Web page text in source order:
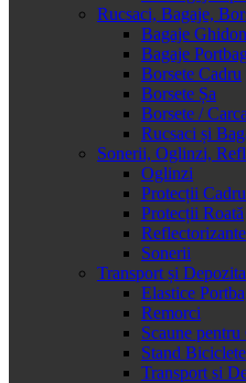
Rucsaci, Bagaje,
Bagaje Ghidon
Bagaje
Borsete Cadru
Borsete Șa
Borsete /
Rucsaci și
Sonerii, Oglinzi,
Oglinzi
Protecții Cadru
Protecții Roată
Reflectorizante
Sonerii
Transport și
Elastice
Remorci
Scaune
Stand
Transport si